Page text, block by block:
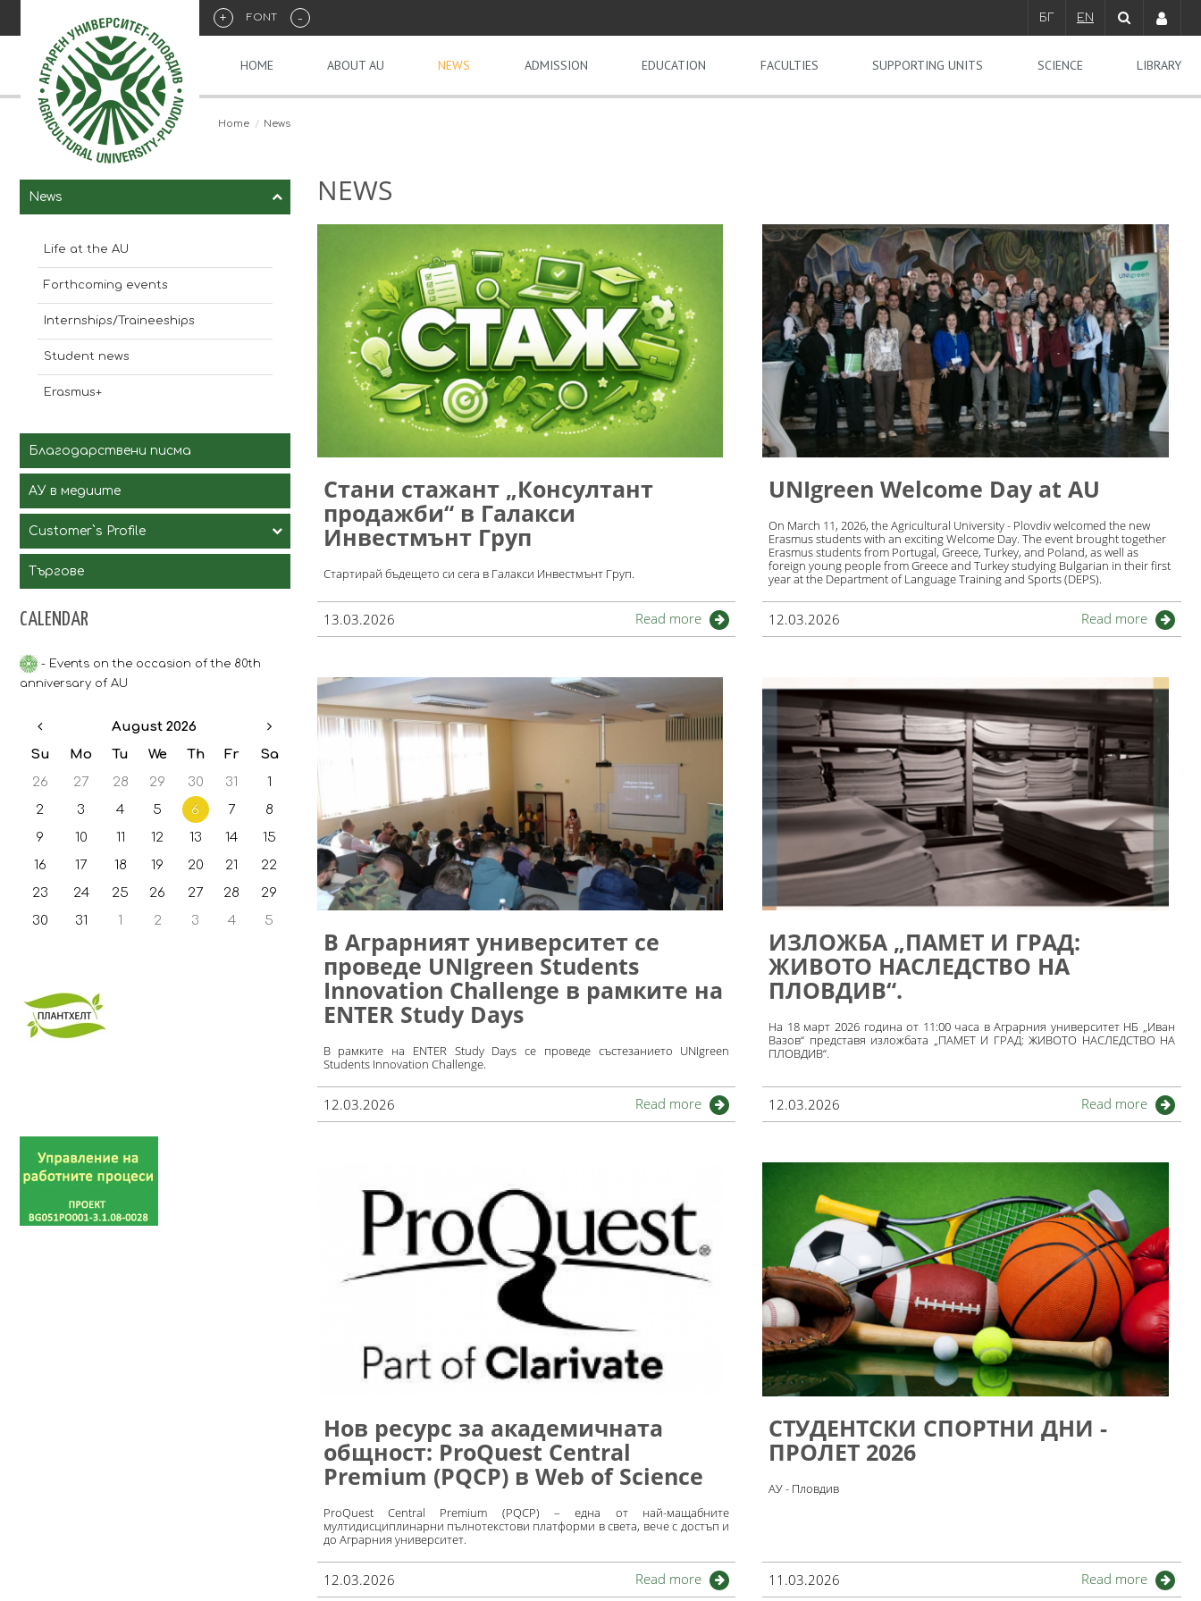
+ FONT - БГ EN
HOME ABOUT AU NEWS ADMISSION EDUCATION FACULTIES SUPPORTING UNITS SCIENCE LIBRARY
Home News
News
Life at the AU
Forthcoming events
Internships/Traineeships
Student news
Erasmus+
Благодарствени писма
АУ в медиите
Customer`s Profile
Публични състезания
Пазарни консултации
Търгове
Assistant
Assistant Professor
CALENDAR
- Events on the occasion of the 80th
anniversary of AU
August 2026
Su
Mo Tu We Th Fr
Sa
26
27 28 29 30 31
1
2
3 4 5 6 7
8
9
10 11 12 13 14
15
16
17 18 19 20 21
22
23
24 25 26 27 28
29
30
31 1 2 3 4 5
NEWS
Стани стажант „Консултант
продажби“ в Галакси
Инвестмънт Груп
Стартирай бъдещето си сега в Галакси Инвестмънт Груп.
13.03.2026 Read more
UNIgreen Welcome Day at AU
On March 11, 2026, the Agricultural University - Plovdiv welcomed the new
Erasmus students with an exciting Welcome Day. The event brought together
Erasmus students from Portugal, Greece, Turkey, and Poland, as well as
foreign young people from Greece and Turkey studying Bulgarian in their first
year at the Department of Language Training and Sports (DEPS).
12.03.2026 Read more
В Аграрният университет се
проведе UNIgreen Students
Innovation Challenge в рамките на
ENTER Study Days
В рамките на ENTER Study Days се проведе състезанието UNIgreen
Students Innovation Challenge.
12.03.2026 Read more
ИЗЛОЖБА „ПАМЕТ И ГРАД:
ЖИВОТО НАСЛЕДСТВО НА
ПЛОВДИВ“.
На 18 март 2026 година от 11:00 часа в Аграрния университет НБ „Иван
Вазов“ представя изложбата „ПАМЕТ И ГРАД: ЖИВОТО НАСЛЕДСТВО НА
ПЛОВДИВ“.
12.03.2026 Read more
Нов ресурс за академичната
общност: ProQuest Central
Premium (PQCP) в Web of Science
ProQuest Central Premium (PQCP) – една от най-мащабните
мултидисциплинарни пълнотекстови платформи в света, вече с достъп и
до Аграрния университет.
12.03.2026 Read more
СТУДЕНТСКИ СПОРТНИ ДНИ -
ПРОЛЕТ 2026
АУ - Пловдив
11.03.2026 Read more